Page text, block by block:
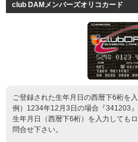
club DAMメンバーズオリコカード
ご登録された生年月日の西暦下6桁を
例）1234年12月3日の場合『341203』
生年月日（西暦下6桁）を入力しても
問合せ下さい。